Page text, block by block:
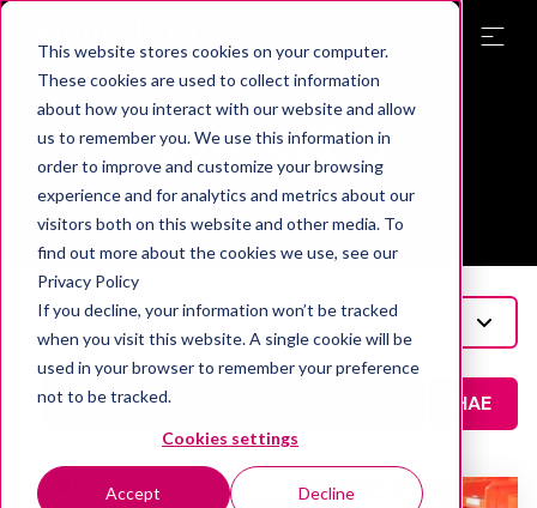
This website stores cookies on your computer.
These cookies are used to collect information
about how you interact with our website and allow
us to remember you. We use this information in
order to improve and customize your browsing
experience and for analytics and metrics about our
visitors both on this website and other media. To
find out more about the cookies we use, see our
Privacy Policy
If you decline, your information won’t be tracked
when you visit this website. A single cookie will be
used in your browser to remember your preference
not to be tracked.
Cookies settings
Accept Decline
Topic
Uutiset (3)
Uutiset
HAE